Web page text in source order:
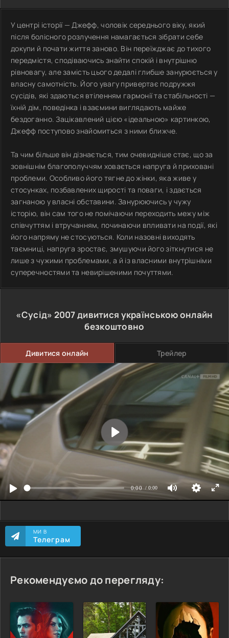
У центрі історії — Джефф, чоловік середнього віку, який
після болісного розлучення намагається зібрати себе
докупи й почати життя заново. Він переїжджає до тихого
передмістя, сподіваючись знайти спокій і внутрішню
рівновагу, але замість цього дедалі глибше занурюється у
власну самотність. Його увагу привертає подружжя
сусідів, які здаються втіленням гармонії та стабільності —
їхній дім, поведінка і взаємини виглядають майже
бездоганно. Зацікавлений цією «ідеальною» картинкою,
Джефф поступово знайомиться з ними ближче.
Та чим більше він дізнається, тим очевидніше стає, що за
зовнішнім благополуччям ховається напруга й приховані
проблеми. Особливо його тягне до жінки, яка живе у
стосунках, позбавлених щирості та поваги, і здається
загнаною у власні обставини. Занурюючись у чужу
історію, він сам того не помічаючи переходить межу між
співчуттям і втручанням, починаючи впливати на події, які
його напряму не стосуються. Коли назовні виходять
таємниці, напруга зростає, змушуючи його зіткнутися не
лише з чужими проблемами, а й із власними внутрішніми
суперечностями та невирішеними почуттями.
«Сусід» 2007дивитися українською онлайн
безкоштовно
Дивитися онлайн Трейлер
МИ В
Телеграм
Рекомендуємо до перегляду: